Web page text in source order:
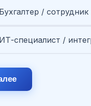
Бухгалтер / сотрудник
ИТ-специалист /